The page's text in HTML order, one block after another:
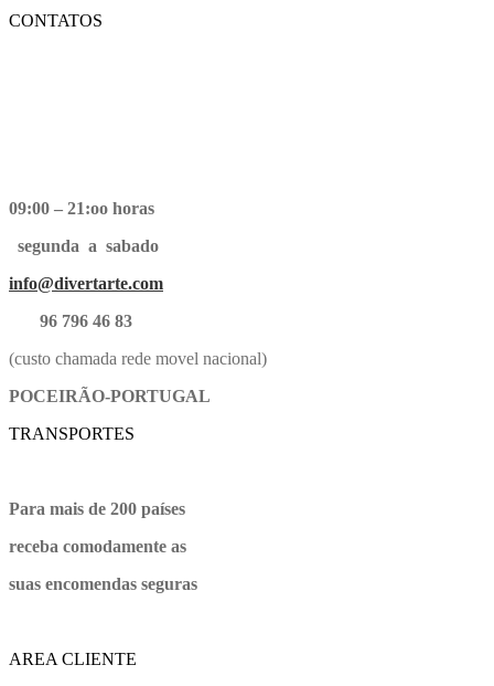
CONTATOS
09:00 – 21:oo horas
segunda a sabado
info@divertarte.com
96 796 46 83
(custo chamada rede movel nacional)
POCEIRÃO-PORTUGAL
TRANSPORTES
Para mais de 200 países
receba comodamente as
suas encomendas seguras
AREA CLIENTE